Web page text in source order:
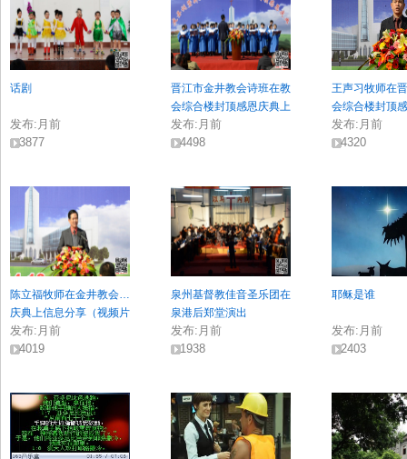
话剧
发布: 月前
3877
晋江市金井教会诗班在教
会综合楼封顶感恩庆典上
献唱
发布: 月前
4498
王声习牧师在
会综合楼封顶
致词
发布: 月前
4320
陈立福牧师在金井教会…
庆典上信息分享（视频片
段）
发布: 月前
4019
泉州基督教佳音圣乐团在
泉港后郑堂演出
发布: 月前
1938
耶稣是谁
发布: 月前
2403